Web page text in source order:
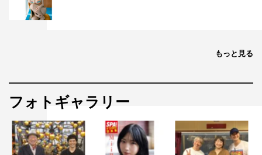
『星降る夜に』©テレビ朝日
毎週火曜 午後9時～9時
番組公式HP：https://www.tv-asahi.co.jp/hoshifuru_yoruni/
もっと見る
フォトギャラリー